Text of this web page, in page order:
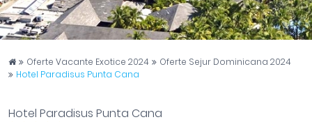
Captain Travel
Oferte Vacante Exotice 2024
Oferte Sejur Dominicana 2024
Hotel Paradisus Punta Cana
Hotel Paradisus Punta Cana